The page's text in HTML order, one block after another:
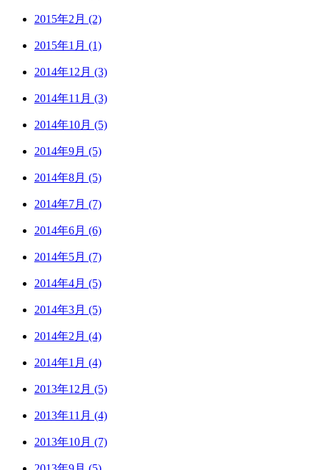
2015年2月 (2)
2015年1月 (1)
2014年12月 (3)
2014年11月 (3)
2014年10月 (5)
2014年9月 (5)
2014年8月 (5)
2014年7月 (7)
2014年6月 (6)
2014年5月 (7)
2014年4月 (5)
2014年3月 (5)
2014年2月 (4)
2014年1月 (4)
2013年12月 (5)
2013年11月 (4)
2013年10月 (7)